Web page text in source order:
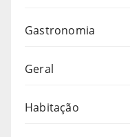
Gastronomia
Geral
Habitação